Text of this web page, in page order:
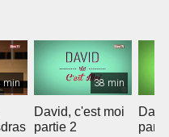
min 38 min
David, c'est moi
partie 2